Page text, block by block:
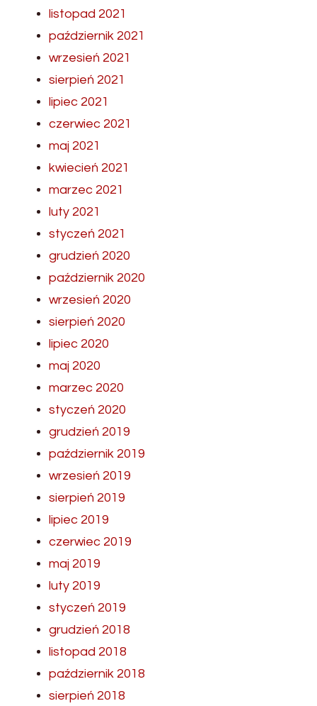
listopad 2021
październik 2021
wrzesień 2021
sierpień 2021
lipiec 2021
czerwiec 2021
maj 2021
kwiecień 2021
marzec 2021
luty 2021
styczeń 2021
grudzień 2020
październik 2020
wrzesień 2020
sierpień 2020
lipiec 2020
maj 2020
marzec 2020
styczeń 2020
grudzień 2019
październik 2019
wrzesień 2019
sierpień 2019
lipiec 2019
czerwiec 2019
maj 2019
luty 2019
styczeń 2019
grudzień 2018
listopad 2018
październik 2018
sierpień 2018